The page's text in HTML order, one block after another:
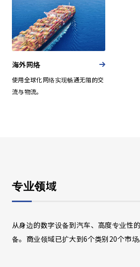
海外网络
使用全球化网络实现畅通无阻的交
流与物流。
专业领域
从身边的数字设备到汽车、高度专业性
备。商业领域已扩大到6个类别20个市场